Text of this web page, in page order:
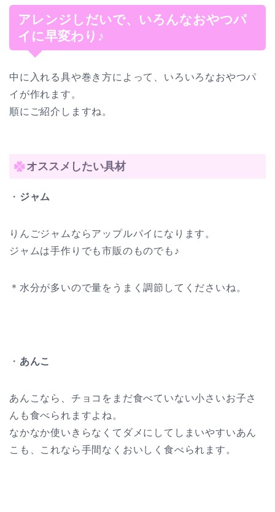
アレンジしだいで、いろんなおやつパ
イに早変わり♪
中に入れる具や巻き方によって、いろいろなおやつパ
イが作れます。
順にご紹介しますね。
オススメしたい具材
・ ジャム
りんごジャムならアップルパイになります。
ジャムは手作りでも市販のものでも♪
＊水分が多いので量をうまく調節してくださいね。
・ あんこ
あんこなら、チョコをまだ食べていない小さいお子さ
んも食べられますよね。
なかなか使いきらなくてダメにしてしまいやすいあん
こも、これなら手間なくおいしく食べられます。